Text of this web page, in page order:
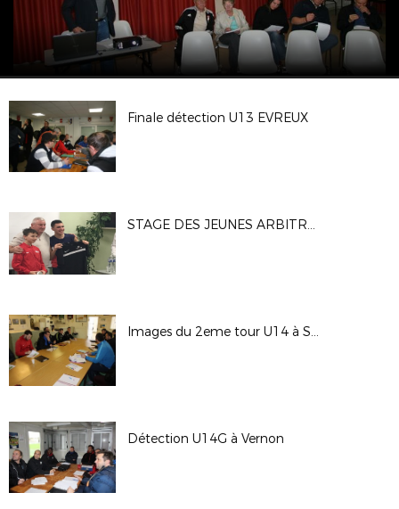
Finale détection U13 EVREUX
STAGE DES JEUNES ARBITRES DU DEF
Images du 2eme tour U14 à SAINT SEBASTIEN
Détection U14G à Vernon